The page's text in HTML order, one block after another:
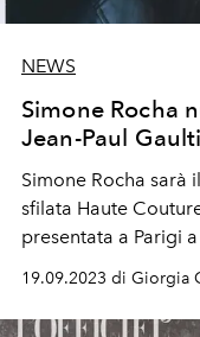
NEWS
Simone Rocha
Jean-Paul
Simone Rocha sarà
sfilata Haute
presentata a Parigi
19.09.2023 di Giorgia